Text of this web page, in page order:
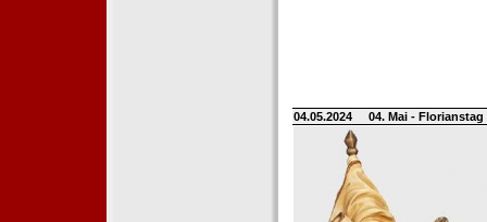
04.05.2024 04. Mai -